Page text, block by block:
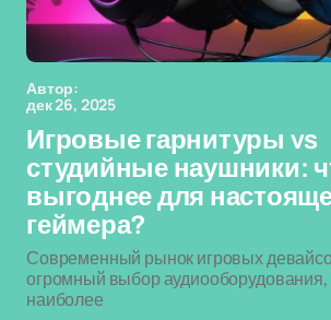
Автор:
дек 26, 2025
Игровые гарнитуры vs
студийные наушники:
выгоднее для
геймера?
Современный рынок игровых
огромный выбор аудиооборудования,
наиболее